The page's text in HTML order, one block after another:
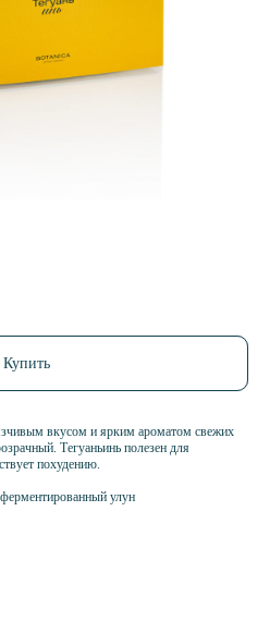
Купить
вкусом и ярким ароматом свежих
Тегуаньинь полезен для
похудению.
улун